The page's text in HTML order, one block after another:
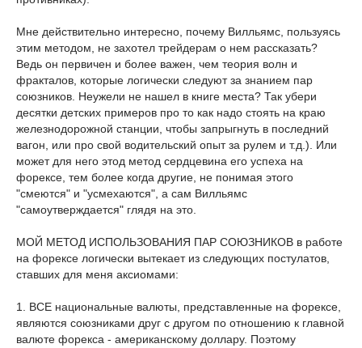
Мне действительно интересно, почему Вилльямс, пользуясь
этим методом, не захотел трейдерам о нем рассказать?
Ведь он первичен и более важен, чем теория волн и
фракталов, которые логически следуют за знанием пар
союзников. Неужели не нашел в книге места? Так убери
десятки детских примеров про то как надо стоять на краю
железнодорожной станции, чтобы запрыгнуть в последний
вагон, или про свой водительский опыт за рулем и т.д.). Или
может для него этод метод сердцевина его успеха на
форексе, тем более когда другие, не понимая этого
"смеются" и "усмехаются", а сам Вилльямс
"самоутверждается" глядя на это.
МОЙ МЕТОД ИСПОЛЬЗОВАНИЯ ПАР СОЮЗНИКОВ в работе
на форексе логически вытекает из следующих постулатов,
ставших для меня аксиомами:
1. ВСЕ национальные валюты, представленные на форексе,
являются союзниками друг с другом по отношению к главной
валюте форекса - американскому доллару. Поэтому